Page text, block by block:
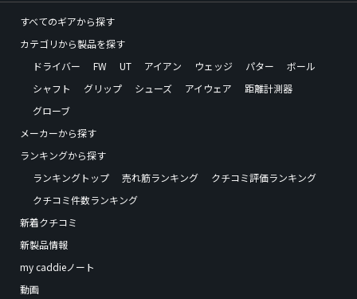
すべてのギアから探す
カテゴリから製品を探す
ドライバー
FW UT アイアン ウェッジ パター
ボール
シャフト
グリップ シューズ アイウェア
距離計測器
グローブ
メーカーから探す
ランキングから探す
ランキングトップ
売れ筋ランキング
クチコミ評価ランキング
クチコミ件数ランキング
新着クチコミ
新製品情報
my caddieノート
動画